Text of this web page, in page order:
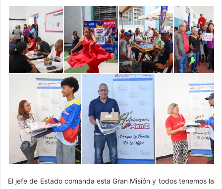
El jefe de Estado comanda esta Gran Misión y todos tenemos la